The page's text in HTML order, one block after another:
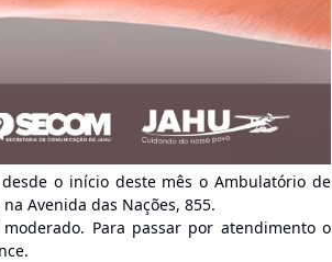
o início deste mês o Ambulatório de
Avenida das Nações, 855.
Para passar por atendimento o